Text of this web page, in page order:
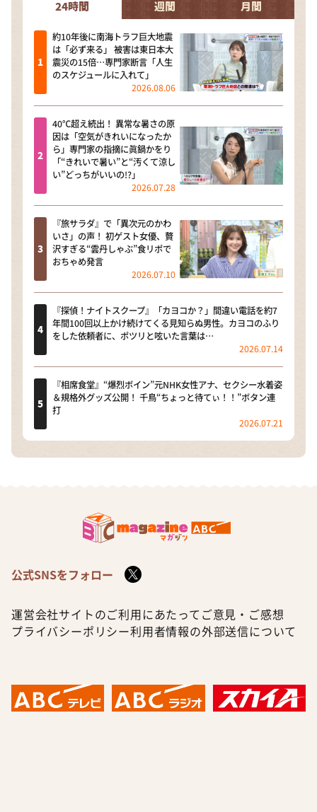
24時間 週間 月間
約10年後に南海トラフ巨大地震
は「必ず来る」 被害は東日本大
震災の15倍…専門家断言「人生
のスケジュールに入れて」
2026.08.06
40℃超え続出！ 異常な暑さの原
因は「空気がきれいになったか
ら」専門家の指摘に眞鍋かをり
「“きれいで暑い”と“汚くて涼し
い”どっちがいいの!?」
2026.07.28
『旅サラダ』で「異次元のかわ
いさ」の声！ 初ゲスト女優、贅
沢すぎる“雲丹しゃぶ”食リポで
おちゃめ発言
2026.07.10
『探偵！ナイトスクープ』「カヨコか？」間違い電話を約7
年間100回以上かけ続けてくる見知らぬ男性。カヨコのふり
をした依頼者に、ポツリと呟いた言葉は…
2026.07.14
『相席食堂』“爆烈ボイン”元NHK女性アナ、セクシー水着姿
＆規格外グッズ公開！ 千鳥“ちょっと待てぃ！！”ボタン連
打
2026.07.21
公式SNSをフォロー
運営会社サイトのご利用にあたって ご意見・ご感想
プライバシーポリシー利用者情報の外部送信について